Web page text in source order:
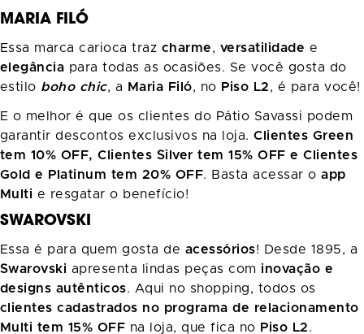
MARIA FILÓ
Essa marca carioca traz charme, versatilidade e
elegância para todas as ocasiões. Se você gosta do
estilo boho chic, a Maria Filó, no Piso L2, é para você!
E o melhor é que os clientes do Pátio Savassi podem
garantir descontos exclusivos na loja.Clientes Green
tem 10% OFF, Clientes Silver tem 15% OFF e Clientes
Gold e Platinum tem 20% OFF. Basta acessar oapp
Multi e resgatar o benefício!
SWAROVSKI
Essa é para quem gosta de acessórios! Desde 1895, a
Swarovski apresenta lindas peças com inovação e
designs autênticos. Aqui no shopping, todos os
clientes cadastrados no programa de relacionamento
Multi tem 15% OFF na loja, que fica no Piso L2.